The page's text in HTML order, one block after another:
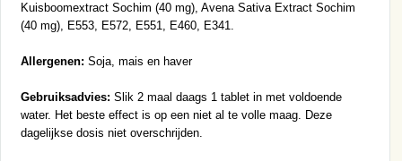
Kuisboomextract Sochim (40 mg), Avena Sativa Extract Sochim
(40 mg), E553, E572, E551, E460, E341.
Allergenen: Soja, mais en haver
Gebruiksadvies: Slik 2 maal daags 1 tablet in met voldoende
water. Het beste effect is op een niet al te volle maag. Deze
dagelijkse dosis niet overschrijden.